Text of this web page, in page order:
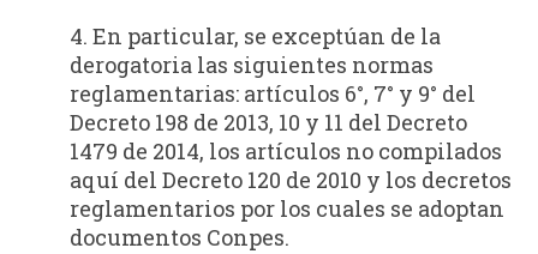
4. En particular, se exceptúan de la
derogatoria las siguientes normas
reglamentarias: artículos 6°, 7° y 9° del
Decreto 198 de 2013, 10 y 11 del Decreto
1479 de 2014, los artículos no compilados
aquí del Decreto 120 de 2010 y los decretos
reglamentarios por los cuales se adoptan
documentos Conpes.